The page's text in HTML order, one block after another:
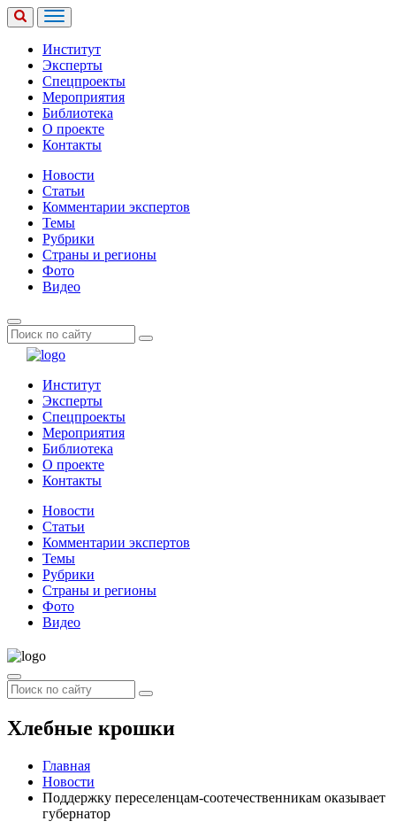
Институт
Эксперты
Спецпроекты
Мероприятия
Библиотека
О проекте
Контакты
Новости
Статьи
Комментарии экспертов
Темы
Рубрики
Страны и регионы
Фото
Видео
Институт
Эксперты
Спецпроекты
Мероприятия
Библиотека
О проекте
Контакты
Новости
Статьи
Комментарии экспертов
Темы
Рубрики
Страны и регионы
Фото
Видео
Хлебные крошки
Главная
Новости
Поддержку переселенцам-соотечественникам оказывает
губернатор